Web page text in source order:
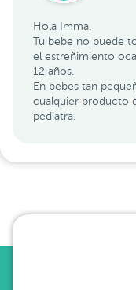
Hola Imma.
Tu bebe no puede
el estreñimiento
12 años.
En bebes tan
cualquier producto
pediatra.